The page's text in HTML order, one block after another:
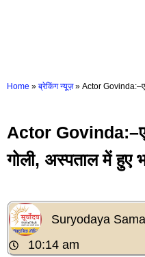
Home » ब्रेकिंग न्यूज़ » Actor
Actor
गोली, अस्पताल में हुए
Suryodaya
10:14 am